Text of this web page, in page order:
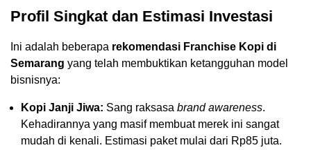
Profil Singkat dan Estimasi Investasi
Ini adalah beberapa rekomendasi Franchise Kopi di
Semarang yang telah membuktikan ketangguhan model
bisnisnya:
Kopi Janji Jiwa: Sang raksasa brand awareness.
Kehadirannya yang masif membuat merek ini sangat
mudah di kenali. Estimasi paket mulai dari Rp85 juta.